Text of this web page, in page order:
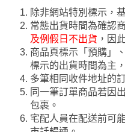
除非網站特別標示，
常態出貨時間為確認
及例假日不出貨 ，因
商品頁標示「預購」
標示的出貨時間為主
多筆相同收件地址的
同一筆訂單商品若因
包裹。
宅配人員在配送前可